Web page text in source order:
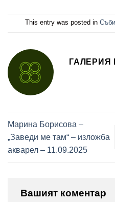
This entry was posted in
ГАЛЕРИЯ
Марина Борисова –
„Заведи ме там“ – изложба
акварел – 11.09.2025
Вашият коментар